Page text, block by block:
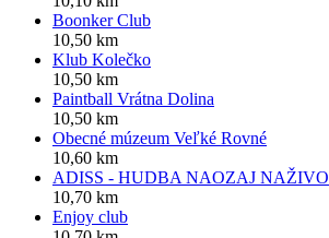
Boonker Club
10,50 km
Klub Kolečko
10,50 km
Paintball Vrátna Dolina
10,50 km
Obecné múzeum Veľké Rovné
10,60 km
ADISS - HUDBA NAOZAJ NAŽIVO
10,70 km
Enjoy club